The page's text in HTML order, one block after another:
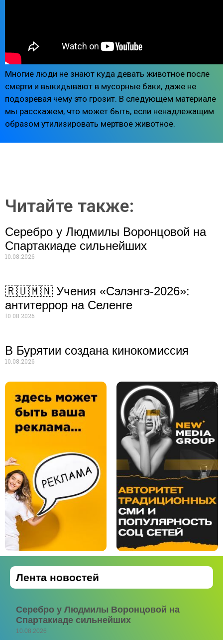
Многие люди не знают куда девать животное после
смерти и выкидывают в мусорные баки, даже не
подозревая чему это грозит. В следующем материале
мы расскажем, что может быть, если ненадлежащим
образом утилизировать мертвое животное.
Читайте также:
Серебро у Людмилы Воронцовой на
Спартакиаде сильнейших
10.08.2026
🇷🇺🇲🇳 Учения «Сэлэнгэ-2026»:
антитеррор на Селенге
10.08.2026
В Бурятии создана кинокомиссия
10.08.2026
Лента новостей
Серебро у Людмилы Воронцовой на
Спартакиаде сильнейших
10.08.2026